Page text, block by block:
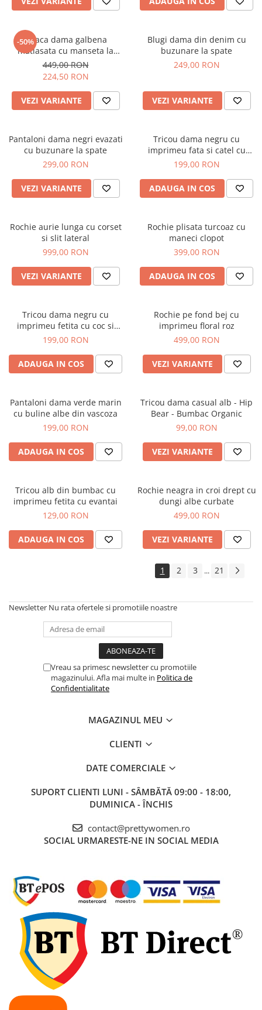
-50%Geaca dama galbena
matlasata cu manseta la
maneca si elastic in talie
449,00 RON
224,50 RON
VEZI VARIANTE
Blugi dama din denim cu
buzunare la spate
249,00 RON
VEZI VARIANTE
Pantaloni dama negri evazati
cu buzunare la spate
299,00 RON
VEZI VARIANTE
Tricou dama negru cu
imprimeu fata si catel cu
ochelari
199,00 RON
ADAUGA IN COS
Rochie aurie lunga cu corset
si slit lateral
999,00 RON
VEZI VARIANTE
Rochie plisata turcoaz cu
maneci clopot
399,00 RON
ADAUGA IN COS
Tricou dama negru cu
imprimeu fetita cu coc si
ochelari albastrii
199,00 RON
ADAUGA IN COS
Rochie pe fond bej cu
imprimeu floral roz
499,00 RON
VEZI VARIANTE
Pantaloni dama verde marin
cu buline albe din vascoza
199,00 RON
ADAUGA IN COS
Tricou dama casual alb - Hip
Bear - Bumbac Organic
99,00 RON
VEZI VARIANTE
Tricou alb din bumbac cu
imprimeu fetita cu evantai
129,00 RON
ADAUGA IN COS
Rochie neagra in croi drept cu
dungi albe curbate
499,00 RON
VEZI VARIANTE
1 2 3 ... 21
Newsletter Nu rata ofertele si promotiile noastre
Vreau sa primesc newsletter cu promotiile
magazinului. Afla mai multe in Politica de
Confidentialitate
MAGAZINUL MEU
CLIENTI
DATE COMERCIALE
SUPORT CLIENTI LUNI - SÂMBĂTĂ 09:00 - 18:00,
DUMINICA - ÎNCHIS
contact@prettywomen.ro
SOCIAL URMARESTE-NE IN SOCIAL MEDIA